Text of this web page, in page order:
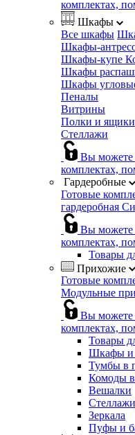
комплектах,
Шкафы
Все шкафы
Шкафы-
Шкафы-купе
Шкафы
Шкафы
Пеналы
Витрины
Полки и ящики
Стеллажи
Вы можете
комплектах,
Гардеробные
Готовые
гардеробная
Вы можете
комплектах,
Товары
Прихожие
Готовые
Модульные
Вы можете
комплектах,
Товары
Шкафы и
Тумбы в
Комоды
Вешалки
Стеллажи
Зеркала
Пуфы и